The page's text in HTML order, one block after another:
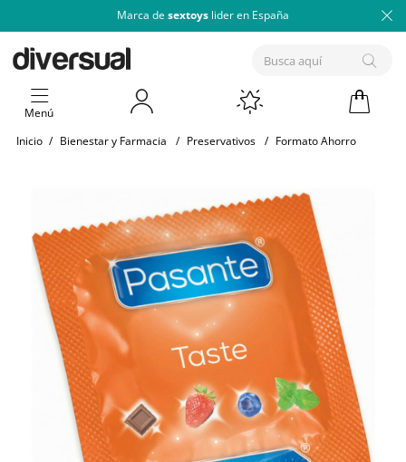
Marca de sextoys lider en España
Menú
Inicio / Bienestar y Farmacia / Preservativos / Formato Ahorro